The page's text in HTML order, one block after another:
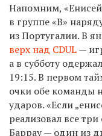
Напомним,
в группе «В»
из Португалии. В
верх над CDUL—
а в субботу
19:15. В первом
очки обе команды
ударов. «Если
реализовал все
Баррау — один из